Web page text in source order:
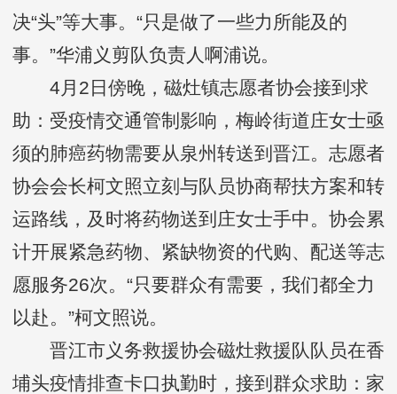
决“头”等大事。“只是做了一些力所能及的
事。”华浦义剪队负责人啊浦说。
4月2日傍晚，磁灶镇志愿者协会接到求
助：受疫情交通管制影响，梅岭街道庄女士亟
须的肺癌药物需要从泉州转送到晋江。志愿者
协会会长柯文照立刻与队员协商帮扶方案和转
运路线，及时将药物送到庄女士手中。协会累
计开展紧急药物、紧缺物资的代购、配送等志
愿服务26次。“只要群众有需要，我们都全力
以赴。”柯文照说。
晋江市义务救援协会磁灶救援队队员在香
埔头疫情排查卡口执勤时，接到群众求助：家